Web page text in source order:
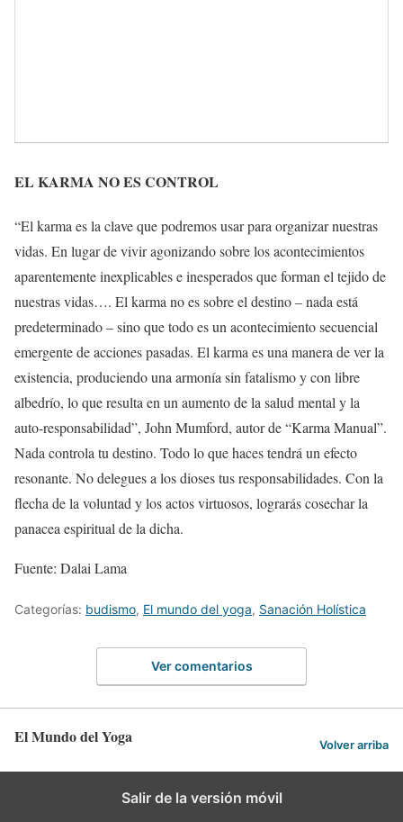
EL KARMA NO ES CONTROL
“El karma es la clave que podremos usar para organizar nuestras
vidas. En lugar de vivir agonizando sobre los acontecimientos
aparentemente inexplicables e inesperados que forman el tejido de
nuestras vidas…. El karma no es sobre el destino – nada está
predeterminado – sino que todo es un acontecimiento secuencial
emergente de acciones pasadas. El karma es una manera de ver la
existencia, produciendo una armonía sin fatalismo y con libre
albedrío, lo que resulta en un aumento de la salud mental y la
auto-responsabilidad”, John Mumford, autor de “Karma Manual”.
Nada controla tu destino. Todo lo que haces tendrá un efecto
resonante. No delegues a los dioses tus responsabilidades. Con la
flecha de la voluntad y los actos virtuosos, lograrás cosechar la
panacea espiritual de la dicha.
Fuente: Dalai Lama
Categorías: budismo, El mundo del yoga, Sanación Holística
Ver comentarios
El Mundo del Yoga Volver arriba
Salir de la versión móvil